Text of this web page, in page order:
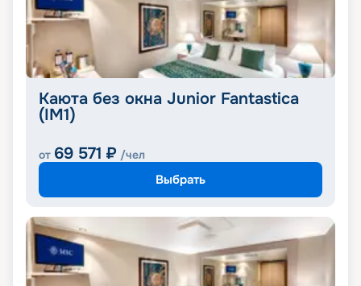
Каюта без окна Junior Fantastica
(IM1)
от 69 571 ₽ /чел
Выбрать